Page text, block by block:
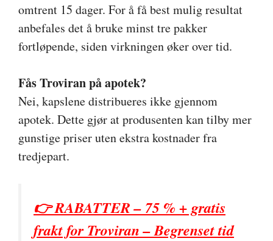
omtrent 15 dager. For å få best mulig resultat
anbefales det å bruke minst tre pakker
fortløpende, siden virkningen øker over tid.
Fås Troviran på apotek?
Nei, kapslene distribueres ikke gjennom
apotek. Dette gjør at produsenten kan tilby mer
gunstige priser uten ekstra kostnader fra
tredjepart.
👉 RABATTER – 75 % + gratis
frakt for Troviran – Begrenset tid